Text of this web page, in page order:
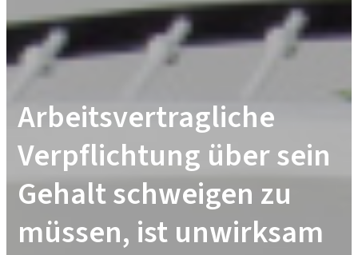
Arbeitsvertragliche
Verpflichtung über sein
Gehalt schweigen zu
müssen, ist unwirksam